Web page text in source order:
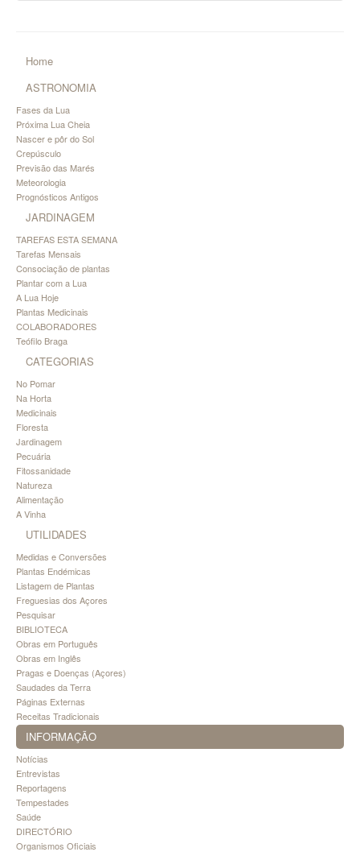
Home
ASTRONOMIA
Fases da Lua
Próxima Lua Cheia
Nascer e pôr do Sol
Crepúsculo
Previsão das Marés
Meteorologia
Prognósticos Antigos
JARDINAGEM
TAREFAS ESTA SEMANA
Tarefas Mensais
Consociação de plantas
Plantar com a Lua
A Lua Hoje
Plantas Medicinais
COLABORADORES
Teófilo Braga
CATEGORIAS
No Pomar
Na Horta
Medicinais
Floresta
Jardinagem
Pecuária
Fitossanidade
Natureza
Alimentação
A Vinha
UTILIDADES
Medidas e Conversões
Plantas Endémicas
Listagem de Plantas
Freguesias dos Açores
Pesquisar
BIBLIOTECA
Obras em Português
Obras em Inglês
Pragas e Doenças (Açores)
Saudades da Terra
Páginas Externas
Receitas Tradicionais
INFORMAÇÃO
Notícias
Entrevistas
Reportagens
Tempestades
Saúde
DIRECTÓRIO
Organismos Oficiais